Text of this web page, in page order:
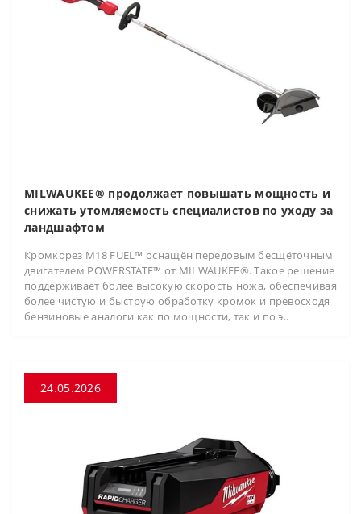
MILWAUKEE® продолжает повышать мощность и
снижать утомляемость специалистов по уходу за
ландшафтом
Кромкорез M18 FUEL™ оснащён передовым бесщёточным
двигателем POWERSTATE™ от MILWAUKEE®. Такое решение
поддерживает более высокую скорость ножа, обеспечивая
более чистую и быструю обработку кромок и превосходя
бензиновые аналоги как по мощности, так и по э..
24.05.2026